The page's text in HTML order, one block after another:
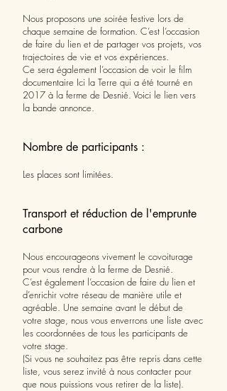
Nous proposons une soirée festive lors de
chaque semaine de formation. C’est l’occasion
de faire du lien et de partager vos projets, vos
trajectoires de vie et vos expériences.
Ce sera également l’occasion de voir le film
documentaire Ici la Terre qui a été tourné en
2017 à la ferme de Desnié. Voici le lien vers
la bande annonce.
Nombre de participants :
Les places sont limitées.
Transport et réduction de l'emprunte
carbone
Nous encourageons vivement le covoiturage
pour vous rendre à la ferme de Desnié.
C’est également l’occasion de faire du lien et
d’enrichir votre réseau de manière utile et
agréable. Une semaine avant le début de
votre stage, nous vous enverrons une liste avec
les coordonnées de tous les participants de
votre stage.
(Si vous ne souhaitez pas être repris dans cette
liste, vous serez invité à nous contacter pour
que nous puissions vous retirer de la liste).